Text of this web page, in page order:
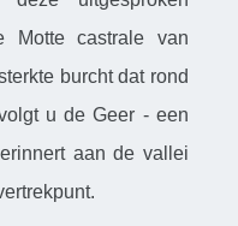
Motte castrale van
burcht dat rond
u de Geer - een
aan de vallei